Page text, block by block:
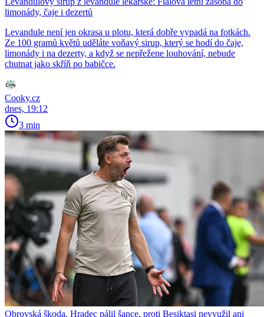
limonády, čaje i dezertů
Levandule není jen okrasa u plotu, která dobře vypadá na fotkách.
Ze 100 gramů květů uděláte voňavý sirup, který se hodí do čaje,
limonády i na dezerty, a když se nepřežene louhování, nebude
chutnat jako skříň po babičce.
Cooky.cz
dnes, 19:12
3 min
Obrovská škoda. Hradec pálil šance, proti Besiktasi nevyužil ani